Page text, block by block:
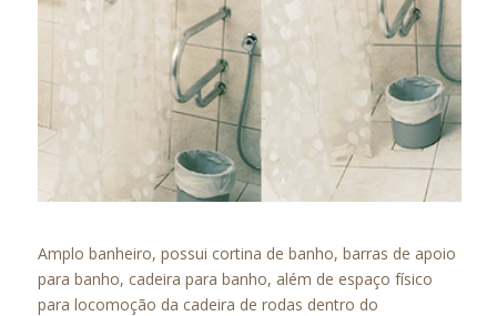
Amplo banheiro, possui cortina de banho, barras de apoio
para banho, cadeira para banho, além de espaço físico
para locomoção da cadeira de rodas dentro do